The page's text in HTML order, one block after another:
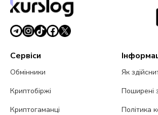
5 серпня 2026 р.4 хв читання
Сервіси
Обмінники
Криптобіржі
Криптогаманці
Як
Поширені
Політика